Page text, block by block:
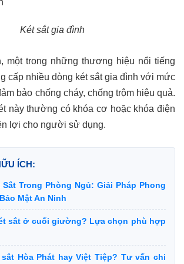
Két sắt gia đình
một trong những thương hiệu nổi tiếng
cấp nhiều dòng két sắt gia đình với mức
bảo chống cháy, chống trộm hiệu quả.
này thường có khóa cơ hoặc khóa điện
lợi cho người sử dụng.
ÍCH:
Trong Phòng Ngủ: Giải Pháp Phong
Mật An Ninh
sắt ở cuối giường? Lựa chọn phù hợp
sắt Hòa Phát hay Việt Tiệp? Tư vấn chi